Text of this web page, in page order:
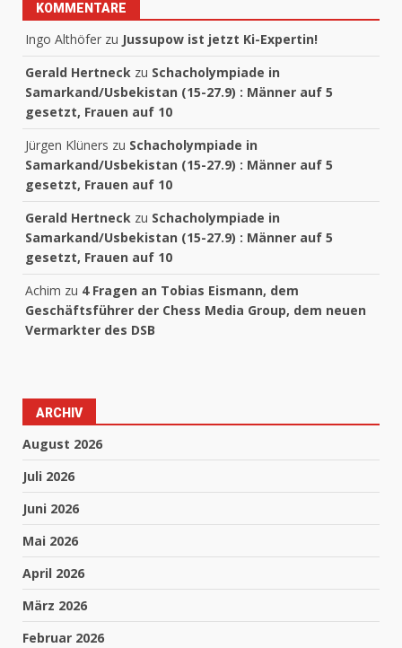
KOMMENTARE
Ingo Althöfer zu Jussupow ist jetzt Ki-Expertin!
Gerald Hertneck zu Schacholympiade in
Samarkand/Usbekistan (15-27.9) : Männer auf 5
gesetzt, Frauen auf 10
Jürgen Klüners zu Schacholympiade in
Samarkand/Usbekistan (15-27.9) : Männer auf 5
gesetzt, Frauen auf 10
Gerald Hertneck zu Schacholympiade in
Samarkand/Usbekistan (15-27.9) : Männer auf 5
gesetzt, Frauen auf 10
Achim zu 4 Fragen an Tobias Eismann, dem
Geschäftsführer der Chess Media Group, dem neuen
Vermarkter des DSB
ARCHIV
August 2026
Juli 2026
Juni 2026
Mai 2026
April 2026
März 2026
Februar 2026